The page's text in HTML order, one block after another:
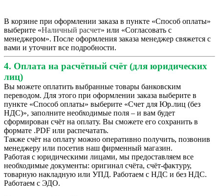
В корзине при оформлении заказа в пункте «Способ оплаты»
выберите «Наличный расчет» или «Согласовать с
менеджером». После оформления заказа менеджер свяжется с
вами и уточнит все подробности.
4. Оплата на расчётный счёт (для юридических
лиц)
Вы можете оплатить выбранные товары банковским
переводом. Для этого при оформлении заказа выберите в
пункте «Способ оплаты» выберите «Счет для Юр.лиц (без
НДС)», заполните необходимые поля – и вам будет
сформирован счёт на оплату. Вы сможете его сохранить в
формате .PDF или распечатать.
Также счёт на оплату можно оперативно получить, позвонив
менеджеру или посетив наш фирменный магазин.
Работая с юридическими лицами, мы предоставляем все
необходимые документы: оригинал счёта, счёт-фактуру,
товарную накладную или УПД. Работаем с НДС и без НДС.
Работаем с ЭДО.